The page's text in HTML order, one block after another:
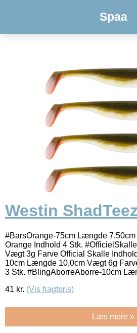
Spaa
Westin
#BarsOrange-75cm Længde
Orange Indhold 4 Stk.
Vægt 3g Farve Official Skalle
10cm Længde 10,0cm Vægt 6g
3 Stk. #BlingAborreAborre-10cm
41 kr. (Vis fragtpris)
Læs mere »